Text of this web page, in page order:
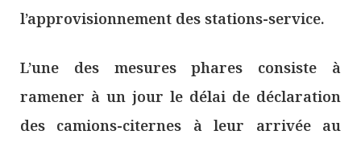
l’approvisionnement des stations-service.
L’une des mesures phares consiste à
ramener à un jour le délai de déclaration
des camions-citernes à leur arrivée au